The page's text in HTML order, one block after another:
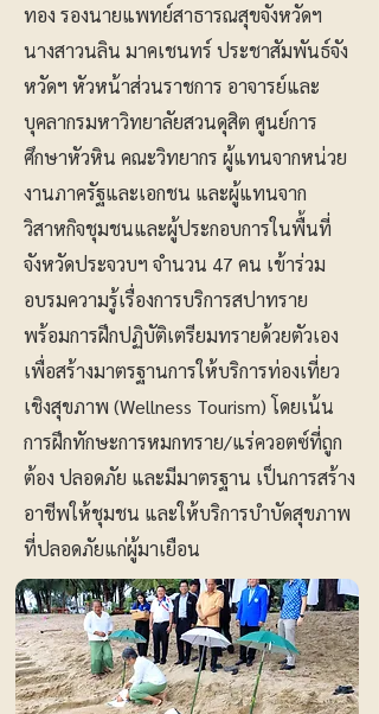
ทอง รองนายแพทย์สาธารณสุขจังหวัดฯ
นางสาวนลิน มาคเชนทร์ ประชาสัมพันธ์จัง
หวัดฯ หัวหน้าส่วนราชการ อาจารย์และ
บุคลากรมหาวิทยาลัยสวนดุสิต ศูนย์การ
ศึกษาหัวหิน คณะวิทยากร ผู้แทนจากหน่วย
งานภาครัฐและเอกชน และผู้แทนจาก
วิสาหกิจชุมชนและผู้ประกอบการในพื้นที่
จังหวัดประจวบฯ จำนวน 47 คน เข้าร่วม
อบรมความรู้เรื่องการบริการสปาทราย
พร้อมการฝึกปฏิบัติเตรียมทรายด้วยตัวเอง
เพื่อสร้างมาตรฐานการให้บริการท่องเที่ยว
เชิงสุขภาพ (Wellness Tourism) โดยเน้น
การฝึกทักษะการหมกทราย/แร่ควอตซ์ที่ถูก
ต้อง ปลอดภัย และมีมาตรฐาน เป็นการสร้าง
อาชีพให้ชุมชน และให้บริการบำบัดสุขภาพ
ที่ปลอดภัยแก่ผู้มาเยือน